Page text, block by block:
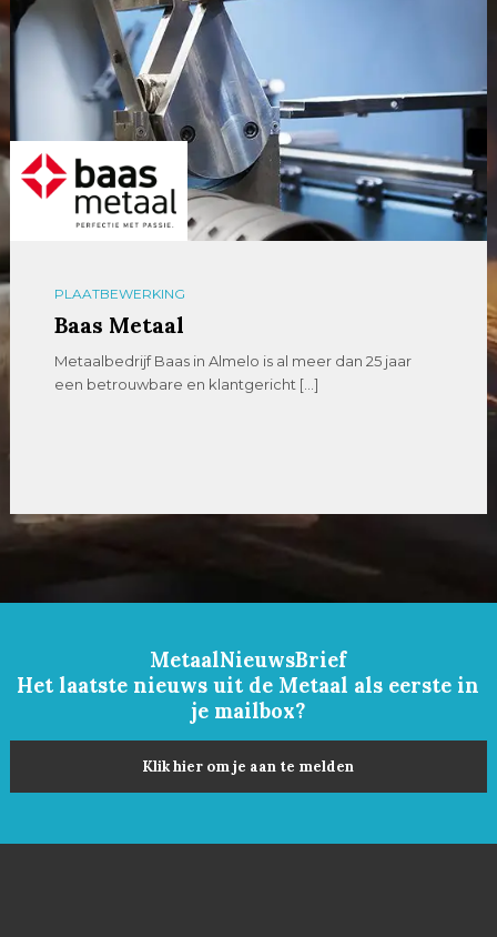
PLAATBEWERKING
Baas Metaal
Metaalbedrijf Baas in Almelo is al meer dan 25 jaar
een betrouwbare en klantgericht […]
MetaalNieuwsBrief
Het laatste nieuws uit de Metaal als eerste in
je mailbox?
Klik hier om je aan te melden